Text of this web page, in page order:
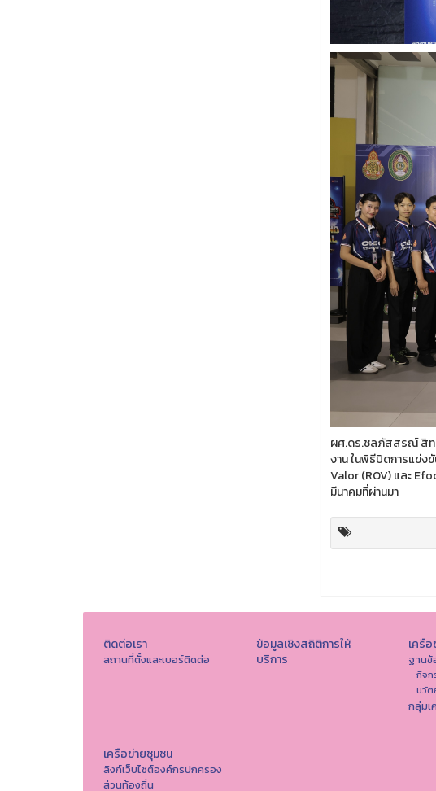
ผศ.ดร.ชลภัสสรณ์ สิท
งาน ในพิธีปิดการแข่ง
Valor (ROV) และ
มีนาคมที่ผ่านมา
ติดต่อเรา
สถานที่ตั้งและเบอร์ติดต่อ
ข้อมูลเชิงสถิติการให้
บริการ
เครื
ฐานข้
กิจก
นวัต
กลุ่มเ
เครือข่ายชุมชน
ลิงก์เว็บไซต์องค์กรปกครอง
ส่วนท้องถิ่น